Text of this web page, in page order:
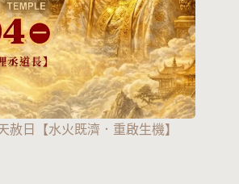
赦日【水火既濟．重啟生機】